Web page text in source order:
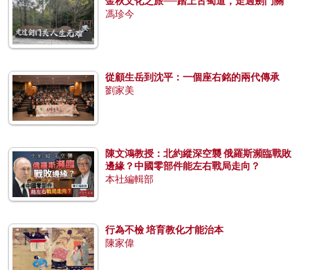
馮珍今
從顧生岳到沈平：一個座右銘的兩代傳承
劉家美
陳文鴻教授：北約縱深空襲 俄羅斯瀕臨戰敗
邊緣？中國零部件能左右戰局走向？
本社編輯部
行為不檢 培育教化才能治本
陳家偉